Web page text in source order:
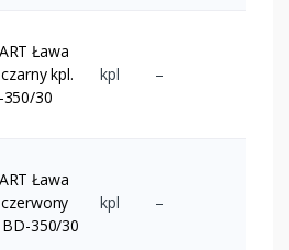
Ława
kpl.
350/30
kpl –
Ława
BD-350/30
kpl –